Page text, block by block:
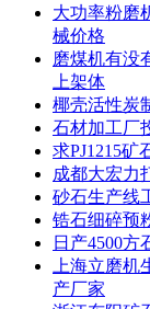
大功率粉磨
械价格
磨煤机有没
上架体
椰壳活性炭
石材加工厂
求PJ1215矿
成都大宏力
砂石生产线
锆石细碎预
日产4500方
上海立磨
产厂家